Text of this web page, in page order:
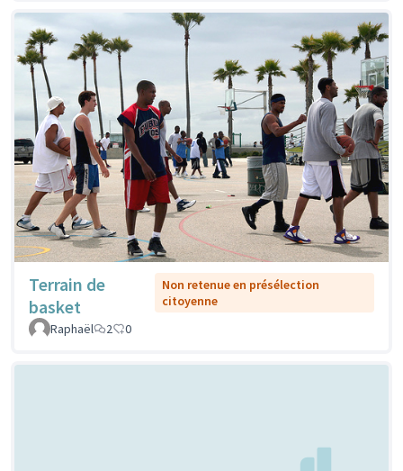
Terrain de
basket
Non retenue en présélection
citoyenne
Raphaël
2 0